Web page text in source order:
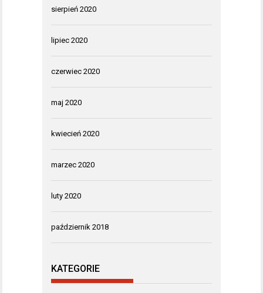
sierpień 2020
lipiec 2020
czerwiec 2020
maj 2020
kwiecień 2020
marzec 2020
luty 2020
październik 2018
KATEGORIE